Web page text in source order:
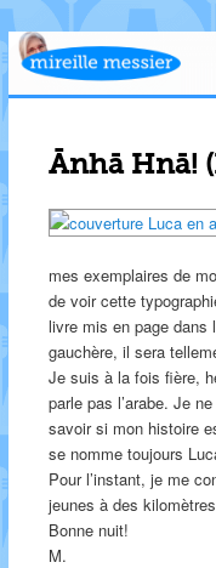
Ānhā Hnā!
mes exemplaires de
de voir cette
livre mis en page dans
gauchère, il sera
Je suis à la fois fière,
parle pas l’arabe. Je
savoir si mon histoire
se nomme toujours
Pour l’instant, je me
jeunes à des
Bonne nuit!
M.